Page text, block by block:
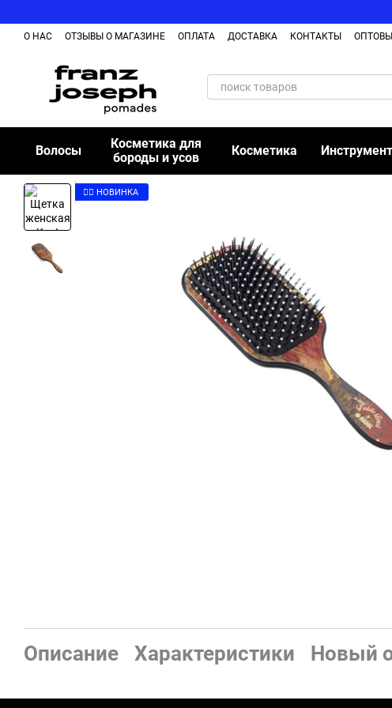
О НАС ОТЗЫВЫ О МАГАЗИНЕ ОПЛАТА ДОСТАВКА КОНТАКТЫ
Волосы
Косметика для
бороды и усов
Косметика
👉🏻 НОВИНКА
Описание Характеристики Новый